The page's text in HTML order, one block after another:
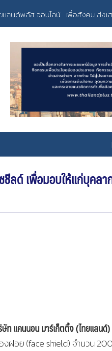
แลนด์พลัส ออนไลน์... เพื่อสังคม ส่งเ
ลด์ เพื่อมอบให้แก่บุค
ท แคนนอน มาร์เก็ตติ้ง (ไทยแลนด์)
งฝอย (face shield) จำนวน